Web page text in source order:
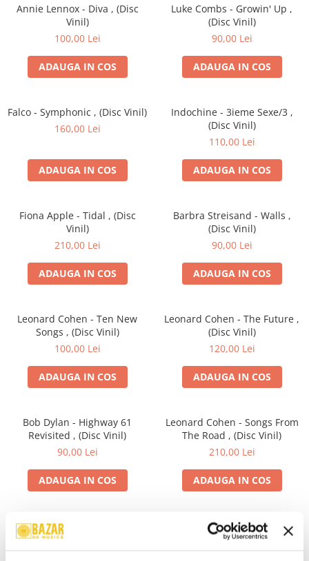
Viniluri Românești
Colecția Electrecord
Annie Lennox - Diva , (Disc
Vinil)
100,00 Lei
ADAUGA IN COS
Luke Combs - Growin' Up ,
(Disc Vinil)
90,00 Lei
ADAUGA IN COS
Falco - Symphonic , (Disc Vinil)
160,00 Lei
ADAUGA IN COS
Indochine - 3ieme Sexe/3 ,
(Disc Vinil)
110,00 Lei
ADAUGA IN COS
Fiona Apple - Tidal , (Disc
Vinil)
210,00 Lei
ADAUGA IN COS
Barbra Streisand - Walls ,
(Disc Vinil)
90,00 Lei
ADAUGA IN COS
Leonard Cohen - Ten New
Songs , (Disc Vinil)
100,00 Lei
ADAUGA IN COS
Leonard Cohen - The Future ,
(Disc Vinil)
120,00 Lei
ADAUGA IN COS
Bob Dylan - Highway 61
Revisited , (Disc Vinil)
90,00 Lei
ADAUGA IN COS
Leonard Cohen - Songs From
The Road , (Disc Vinil)
210,00 Lei
ADAUGA IN COS
Bob Dylan - Down In The
Groove , (Disc Vinil)
Ricky Martin - Ricky Martin,
(Disc Vinil)